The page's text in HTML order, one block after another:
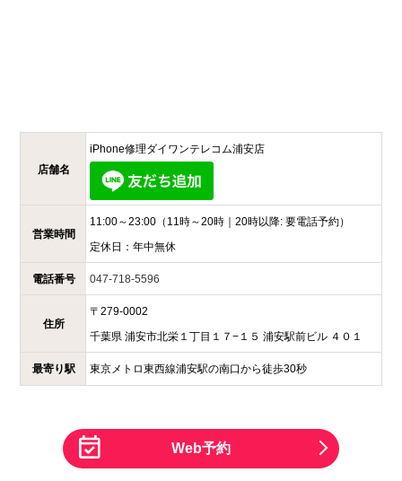
店舗名
iPhone修理ダイワンテレコム浦安店
営業時間
11:00～23:00（11時～20時｜20時以降: 要電話予約）
定休日： 年中無休
電話番号 047-718-5596
住所
〒 279-0002
千葉県 浦安市北栄１丁目１７−１５ 浦安駅前ビル ４０１
最寄り駅 東京メトロ東西線浦安駅の南口から徒歩30秒
Web予約